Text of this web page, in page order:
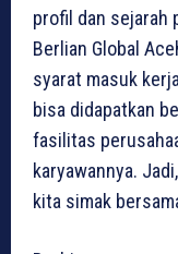
profil dan sejarah
Berlian Global
syarat masuk
bisa didapatkan
fasilitas
karyawannya.
kita simak